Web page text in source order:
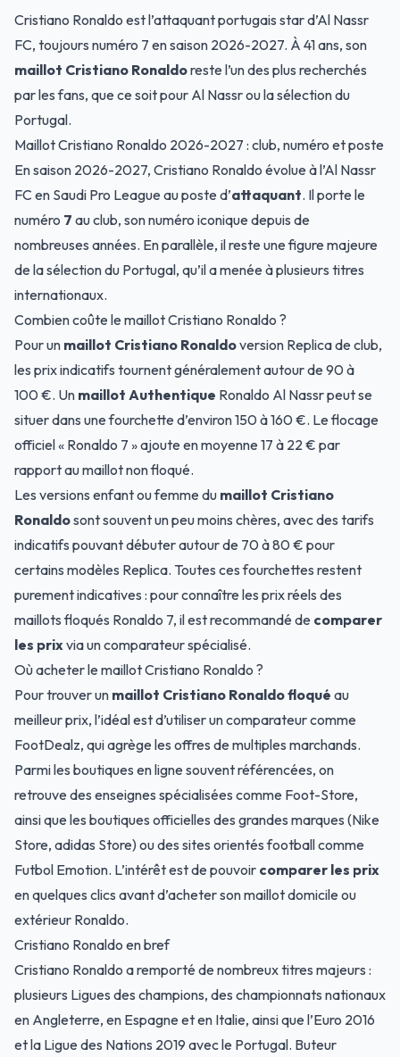
Cristiano Ronaldo est l’attaquant portugais star d’Al Nassr
FC, toujours numéro 7 en saison 2026-2027. À 41 ans, son
maillot Cristiano Ronaldoreste l’un des plus recherchés
par les fans, que ce soit pour Al Nassr ou la sélection du
Portugal.
Maillot Cristiano Ronaldo 2026-2027 : club, numéro et poste
En saison 2026-2027, Cristiano Ronaldo évolue à l’Al Nassr
FC en Saudi Pro League au poste d’attaquant. Il porte le
numéro 7 au club, son numéro iconique depuis de
nombreuses années. En parallèle, il reste une figure majeure
de la sélection du Portugal, qu’il a menée à plusieurs titres
internationaux.
Combien coûte le maillot Cristiano Ronaldo ?
Pour un maillot Cristiano Ronaldoversion Replicade club,
les prix indicatifs tournent généralement autour de 90 à
100 €. Un maillot Authentique Ronaldo Al Nassr peut se
situer dans une fourchette d’environ 150 à 160 €. Le flocage
officiel « Ronaldo 7 » ajoute en moyenne 17 à 22 € par
rapport au maillot non floqué.
Les versions enfant ou femme du maillot Cristiano
Ronaldosont souvent un peu moins chères, avec des tarifs
indicatifs pouvant débuter autour de 70 à 80 € pour
certains modèles Replica. Toutes ces fourchettes restent
purement indicatives : pour connaître les prix réels des
maillots floqués Ronaldo 7, il est recommandé de comparer
les prixvia un comparateur spécialisé.
Où acheter le maillot Cristiano Ronaldo ?
Pour trouver un maillot Cristiano Ronaldo floqué au
meilleur prix, l’idéal est d’utiliser un comparateur comme
FootDealz, qui agrège les offres de multiples marchands.
Parmi les boutiques en ligne souvent référencées, on
retrouve des enseignes spécialisées comme Foot-Store,
ainsi que les boutiques officielles des grandes marques (Nike
Store, adidas Store) ou des sites orientés football comme
Futbol Emotion. L’intérêt est de pouvoir comparer les prix
en quelques clics avant d’acheter son maillot domicile ou
extérieur Ronaldo.
Cristiano Ronaldo en bref
Cristiano Ronaldo a remporté de nombreux titres majeurs :
plusieurs Ligues des champions, des championnats nationaux
en Angleterre, en Espagne et en Italie, ainsi que l’Euro 2016
et la Ligue des Nations 2019 avec le Portugal. Buteur